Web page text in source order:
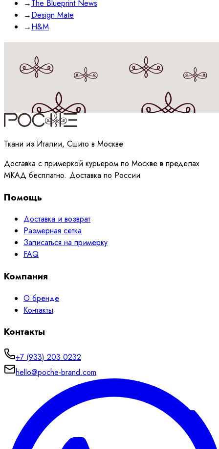
→The Blueprint News
→Design Mate
→H&M
Принимаюполитикуобработки данных
Ткани из Италии, Сшито в Москве
Доставка с примеркой курьером по Москве в пределах
МКАД бесплатно. Доставка по России
Помощь
Доставка и возврат
Размерная сетка
Записаться на примерку
FAQ
Компания
О бренде
Контакты
Контакты
+7 (933) 203 0232
hello@poche-brand.com